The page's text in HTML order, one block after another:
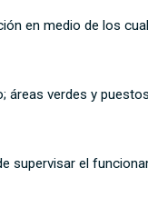
en medio de los
áreas verdes y
supervisar el